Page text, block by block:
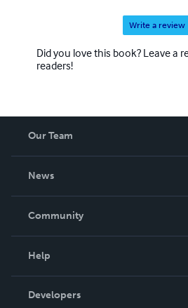
Write a review
Did you love this book? Leave a
readers!
Our Team
News
In The News
Community
Podcast
Help
Order Lookup
Developers